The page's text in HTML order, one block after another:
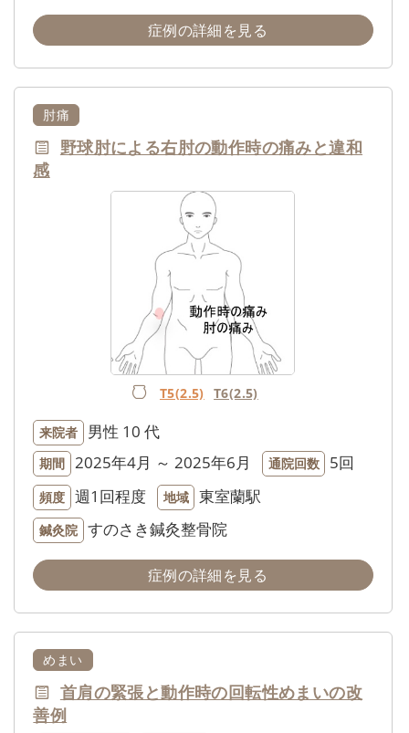
症例の詳細を見る
肘痛
野球肘による右肘の動作時の痛みと違和
感
T5(2.5) T6(2.5)
来院者 男性 10 代
期間 2025年4月 ～ 2025年6月 通院回数 5回
頻度 週1回程度 地域 東室蘭駅
鍼灸院 すのさき鍼灸整骨院
症例の詳細を見る
めまい
首肩の緊張と動作時の回転性めまいの改
善例